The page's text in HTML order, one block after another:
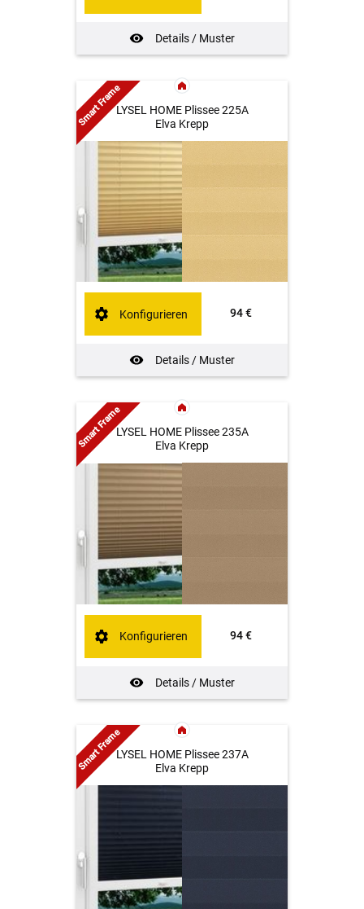
Details / Muster
LYSEL HOME Plissee 225A
Elva Krepp
94 €
Details / Muster
Konfigurieren
Smart Frame
LYSEL HOME Plissee 235A
Elva Krepp
94 €
Details / Muster
Konfigurieren
Smart Frame
LYSEL HOME Plissee 237A
Elva Krepp
Smart Frame